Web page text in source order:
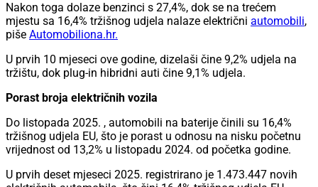
Nakon toga dolaze benzinci s 27,4%, dok se na trećem
mjestu sa 16,4% tržišnog udjela nalaze električni automobili,
piše Automobiliona.hr.
U prvih 10 mjeseci ove godine, dizelaši čine 9,2% udjela na
tržištu, dok plug-in hibridni auti čine 9,1% udjela.
Porast broja električnih vozila
Do listopada 2025. , automobili na baterije činili su 16,4%
tržišnog udjela EU, što je porast u odnosu na nisku početnu
vrijednost od 13,2% u listopadu 2024. od početka godine.
U prvih deset mjeseci 2025. registrirano je 1.473.447 novih